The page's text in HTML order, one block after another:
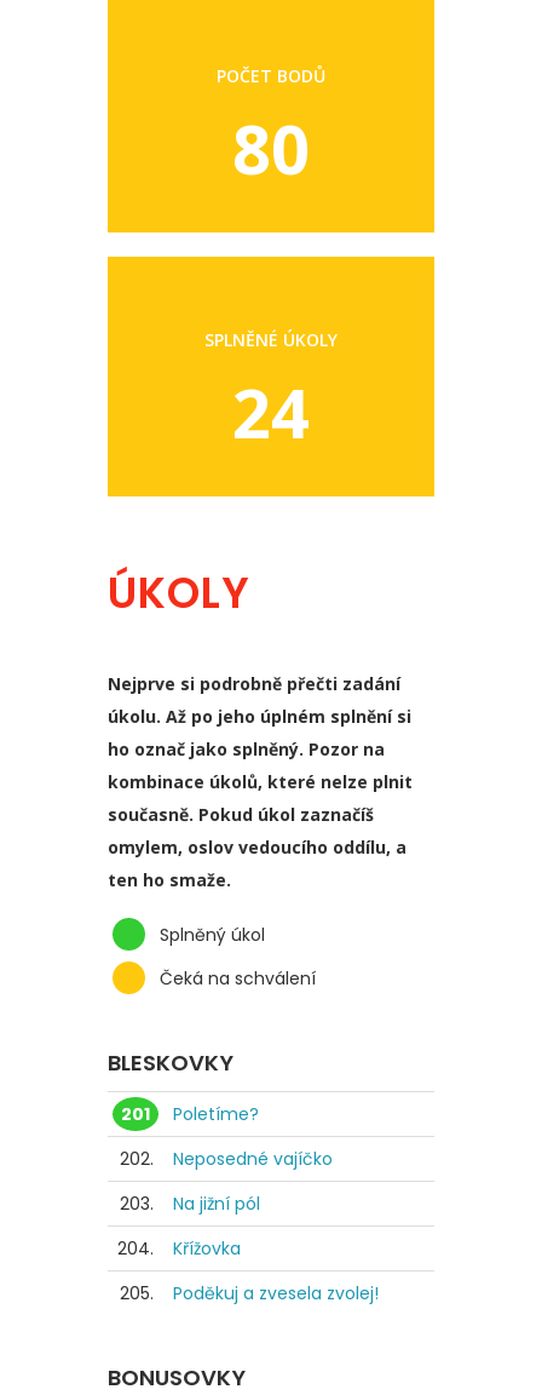
POČET BODŮ
80
SPLNĚNÉ ÚKOLY
24
ÚKOLY
Nejprve si podrobně přečti zadání
úkolu. Až po jeho úplném splnění si
ho označ jako splněný. Pozor na
kombinace úkolů, které nelze plnit
současně. Pokud úkol zaznačíš
omylem, oslov vedoucího oddílu, a
ten ho smaže.
Splněný úkol
Čeká na schválení
BLESKOVKY
201
Poletíme?
202.
Neposedné vajíčko
203.
Na jižní pól
204.
Křížovka
205.
Poděkuj a zvesela zvolej!
BONUSOVKY